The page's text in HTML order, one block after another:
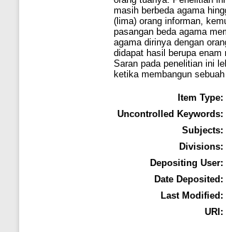
masih berbeda agama
(lima) orang informan,
pasangan beda agama
agama dirinya dengan
didapat hasil berupa
Saran pada penelitian ini
ketika membangun
Item Type:
Uncontrolled Keywords:
Subjects:
Divisions:
Depositing User:
Date Deposited:
Last Modified:
URI: